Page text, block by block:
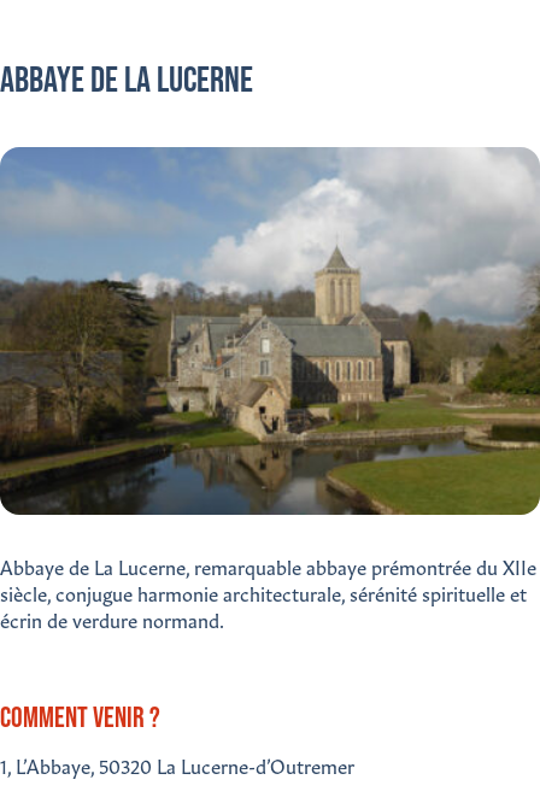
ABBAYE DE LA LUCERNE
Abbaye de La Lucerne, remarquable abbaye prémontrée du XIIe
siècle, conjugue harmonie architecturale, sérénité spirituelle et
écrin de verdure normand.
COMMENT VENIR ?
1, L’Abbaye, 50320 La Lucerne-d’Outremer